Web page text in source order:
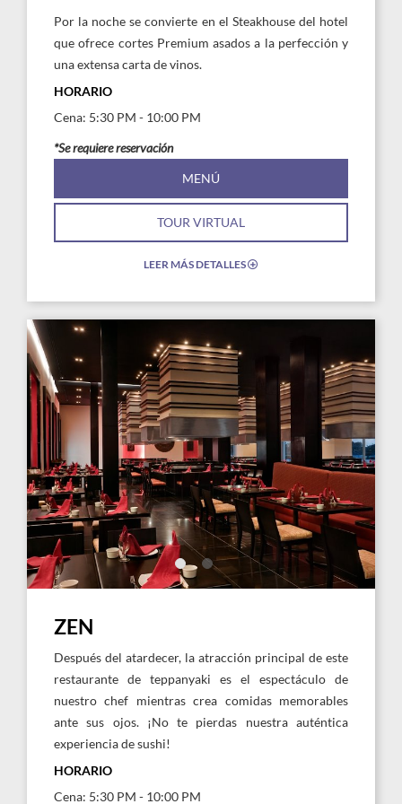
Por la noche se convierte en el Steakhouse del hotel
que ofrece cortes Premium asados a la perfección y
una extensa carta de vinos.
HORARIO
Cena: 5:30 PM - 10:00 PM
*Se requiere reservación
MENÚ
TOUR VIRTUAL
LEER MÁS DETALLES
Link
to
Larger
Image,
Zen
Zen
ZEN
Después del atardecer, la atracción principal de este
restaurante de teppanyaki es el espectáculo de
nuestro chef mientras crea comidas memorables
ante sus ojos. ¡No te pierdas nuestra auténtica
experiencia de sushi!
HORARIO
Cena: 5:30 PM - 10:00 PM